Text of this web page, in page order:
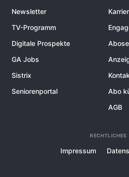
Newsletter
TV-Programm
Digitale Prospekte
GA Jobs
Sistrix
Seniorenportal
Abo
AGB
RECHTLICHES
Impressum